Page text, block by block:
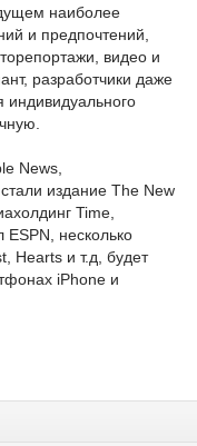
наиболее
и предпочтений,
видео и
разработчики даже
индивидуального
News,
издание The New
Time,
ESPN, несколько
Hearts и т.д, будет
iPhone и